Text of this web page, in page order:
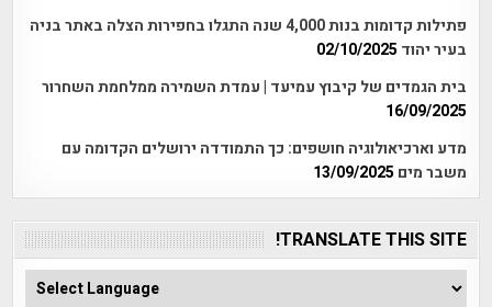
פתילות קדומות בנות 4,000 שנה התגלו בחפירות הצלה באתר בניה
בעיר יהוד 02/10/2025
בית הגמדים של קיבוץ עמיעד | עמדת השמירה ממלחמת השחרור
16/09/2025
מדע וארכיאולוגיה חושפים: כך התמודדה ירושלים הקדומה עם
משבר מים 13/09/2025
TRANSLATE THIS SITE!